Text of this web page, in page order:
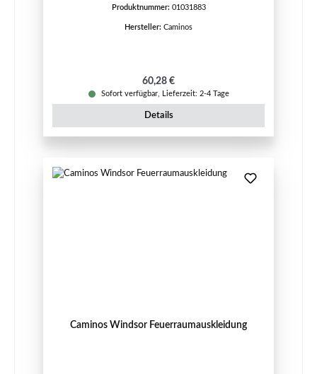
Produktnummer: 01031883
Hersteller: Caminos
Regulärer Preis:
60,28 €
Sofort verfügbar, Lieferzeit: 2-4 Tage
Details
Caminos Windsor Feuerraumauskleidung